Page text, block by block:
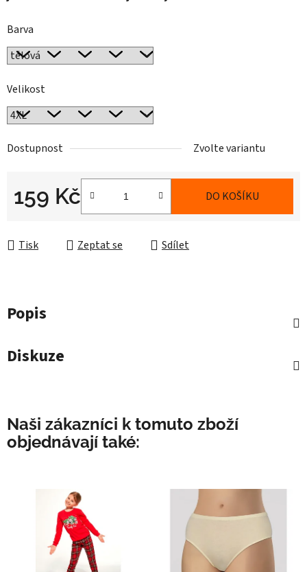
Barva
Velikost
Dostupnost Zvolte variantu
159 Kč DO KOŠÍKU
Tisk Zeptat se Sdílet
Popis
Diskuze
Naši zákazníci k tomuto zboží
objednávají také: